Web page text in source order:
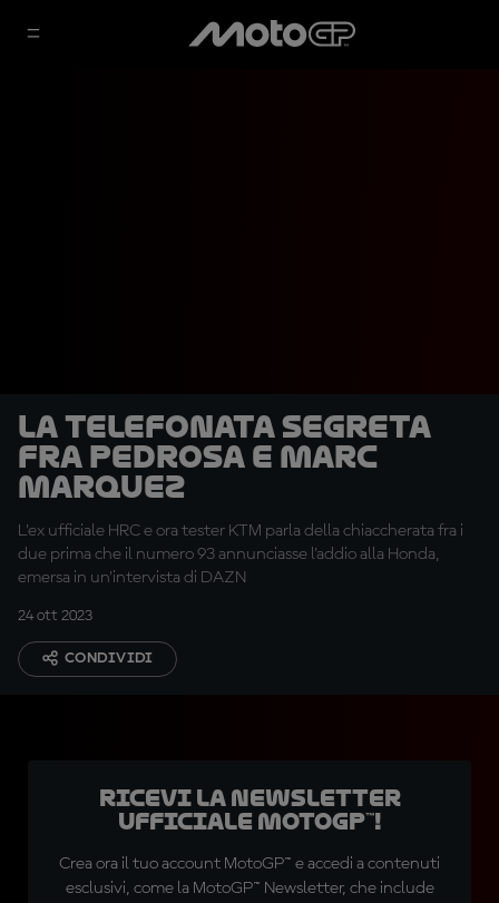
La telefonata segreta
fra Pedrosa e Marc
Marquez
L'ex ufficiale HRC e ora tester KTM parla della chiaccherata fra i
due prima che il numero 93 annunciasse l'addio alla Honda,
emersa in un'intervista di DAZN
24 ott 2023
CONDIVIDI
Ricevi la newsletter
ufficiale MotoGP™!
Crea ora il tuo account MotoGP™ e accedi a contenuti
esclusivi, come la MotoGP™ Newsletter, che include